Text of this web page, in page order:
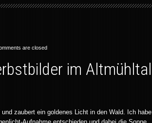
are closed
im Altmühltal
zaubert ein goldenes Licht in den Wald. Ich habe